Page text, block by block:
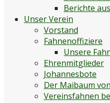
Berichte
Unser Verein
Vorstand
Fahnenoffiziere
Unsere
Ehrenmitglieder
Johannesbote
Der Maibaum
Vereinsfahnen